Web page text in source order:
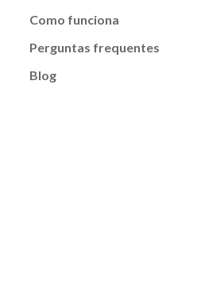
Como funciona
Perguntas frequentes
Blog